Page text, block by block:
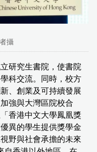
攝
研究生書院，使書院
科交流。同時，校方
、創業及可持續發展
強與大灣區院校合
香港中文大學鳳凰獎
異的學生提供獎學金
野與社會承擔的未來